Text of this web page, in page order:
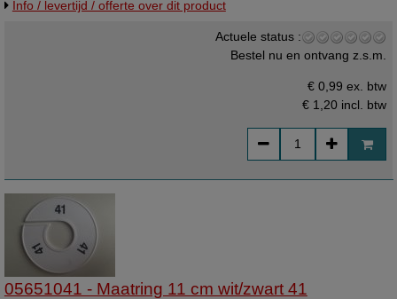
Info / levertijd / offerte over dit product
Actuele status :
Bestel nu en ontvang z.s.m.
€ 0,99 ex. btw
€ 1,20 incl. btw
05651041 - Maatring 11 cm wit/zwart 41